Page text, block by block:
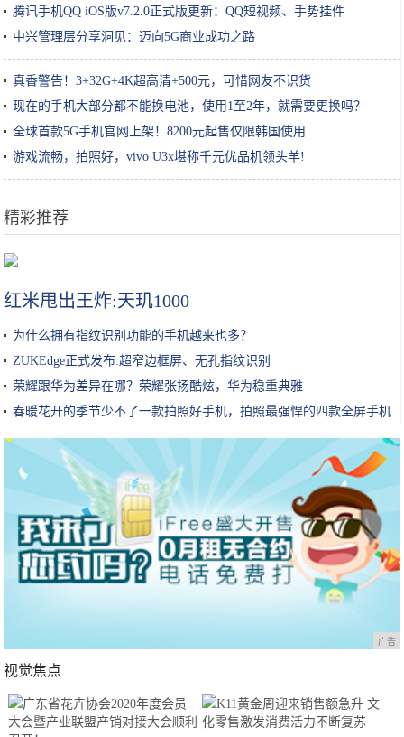
腾讯手机QQ iOS版v7.2.0正式版更新：QQ短视频、手势挂件
中兴管理层分享洞见：迈向5G商业成功之路
真香警告！3+32G+4K超高清+500元，可惜网友不识货
现在的手机大部分都不能换电池，使用1至2年，就需要更换吗？
全球首款5G手机官网上架！8200元起售仅限韩国使用
游戏流畅，拍照好，vivo U3x堪称千元优品机领头羊!
精彩推荐
红米甩出王炸:天玑1000
为什么拥有指纹识别功能的手机越来也多？
ZUKEdge正式发布:超窄边框屏、无孔指纹识别
荣耀跟华为差异在哪？荣耀张扬酷炫，华为稳重典雅
春暖花开的季节少不了一款拍照好手机，拍照最强悍的四款全屏手机
广告
视觉焦点